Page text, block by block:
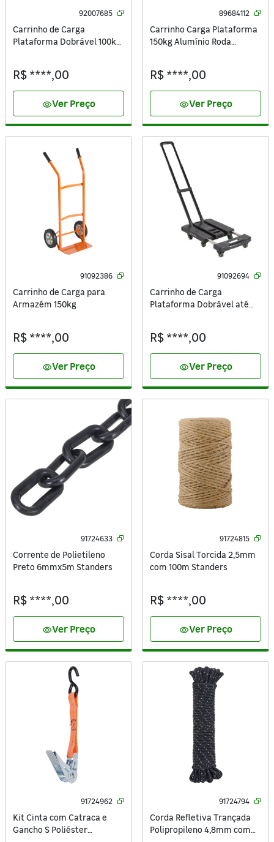
92007685
Carrinho de Carga
Plataforma Dobrável 100kg
R$ ****,00
visibilityVer Preço
89684112
Carrinho Carga Plataforma
150kg Alumínio Roda
R$ ****,00
visibilityVer Preço
91092386
Carrinho de Carga para
Armazém 150kg
R$ ****,00
visibilityVer Preço
91092694
Carrinho de Carga
Plataforma Dobrável até
R$ ****,00
visibilityVer Preço
91724633
Corrente de Polietileno
Preto 6mmx5m Standers
R$ ****,00
visibilityVer Preço
91724815
Corda Sisal Torcida 2,5mm
com 100m Standers
R$ ****,00
visibilityVer Preço
91724962
Kit Cinta com Catraca e
Gancho S Poliéster
91724794
Corda Refletiva Trançada
Polipropileno 4,8mm com